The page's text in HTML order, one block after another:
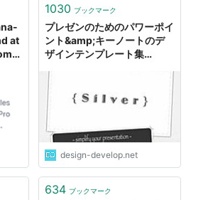
at
1030 ブックマーク
プレゼンのためのパワーポイ
ント&amp;キーノートのデ
ザインテンプレート集
and PowerPoint
Templates and
Resources」...
design-develop.net
634 ブックマーク